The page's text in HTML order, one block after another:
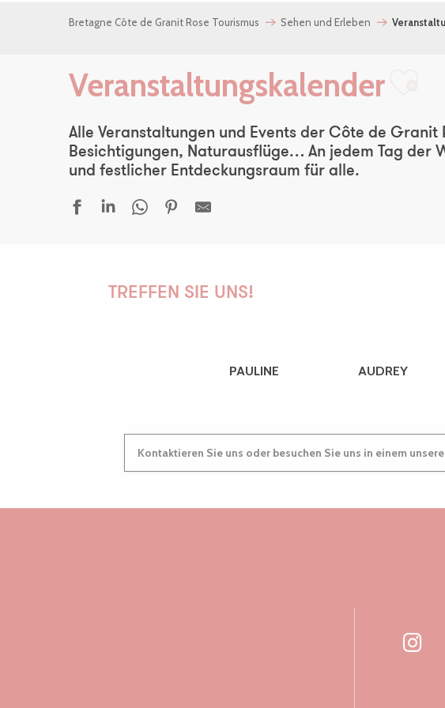
Bretagne Côte de Granit Rose Tourismus Sehen und Erleben
Veranstaltungskalender
Alle Veranstaltungen und Events der Côte de Granit
Besichtigungen, Naturausflüge… An jedem Tag der
und festlicher Entdeckungsraum für alle.
Au bord des Mondes - Tourony
Chantons à l'ouvrage - Concert et porte ouverte
Rim'k + Guerta + Dj Sauza
TREFFEN SIE UNS!
PAULINE AUDREY
Kontaktieren Sie uns oder besuchen Sie uns in einem